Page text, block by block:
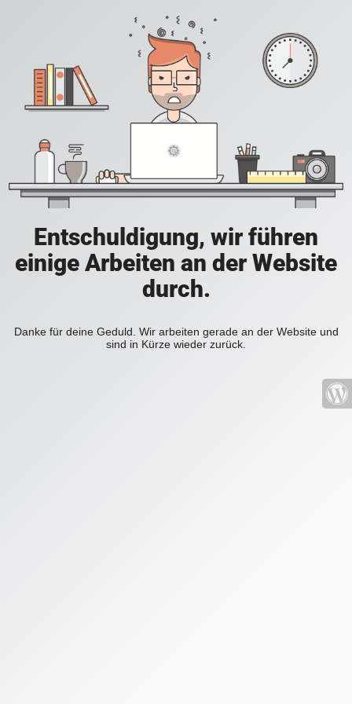
Entschuldigung, wir führen
einige Arbeiten an der Website
durch.
Danke für deine Geduld. Wir arbeiten gerade an der Website und
sind in Kürze wieder zurück.